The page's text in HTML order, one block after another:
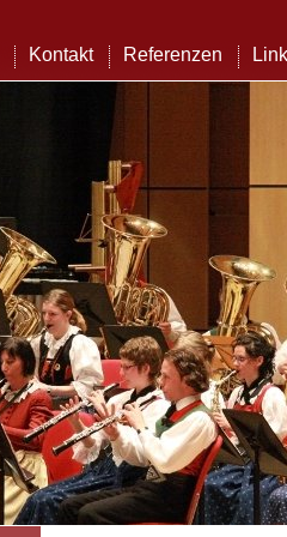
Kontakt Referenzen